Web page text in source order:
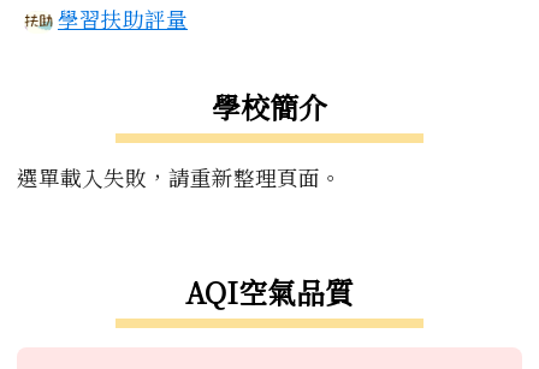
學習扶助評量
學校簡介
選單載入失敗，請重新整理頁面。
右邊區域內容AQI空氣品質